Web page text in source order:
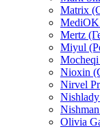
Matrix
Mertz
Miyul
Nioxin
Nirvel
Olivia